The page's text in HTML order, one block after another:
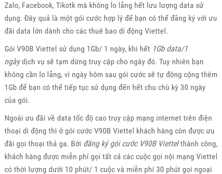
Zalo, Facebook, Tikotk mà không lo lắng hết lưu lượng data sử
dụng. Đây quả là một gói cước hợp lý để bạn có thể đăng ký với ưu
đãi data lớn dành cho các thuê bao di động Viettel.
Gói V90B Viettel sử dụng 1Gb/ 1 ngày, khi hết 1Gb data/1
ngàydịch vụ sẽ tạm dừng truy cập cho ngày đó. Tuy nhiên bạn
không cần lo lắng, vì ngày hôm sau gói cước sẽ tự động cộng thêm
1Gb để bạn có thể tiếp tục sử dụng đến hết chu chù kỳ 30 ngày
của gói.
Ngoài ưu đãi về data tốc độ cao truy cập mạng internet trên điện
thoại di động thì ở gói cước V90B Viettel khách hàng còn được ưu
đãi gọi thoại thả ga. Bởi đăng ký gói cước V90B Viettelthành công,
khách hàng được miễn phí gọi tất cả các cuộc gọi nội mạng Viettel
có thời lượng dưới 10 phút/ 1 cuộc và miễn phí 30 phút gọi ngoại